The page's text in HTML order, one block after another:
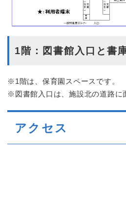
1階：図書館入口と書
※1階は、保育園スペースです。
※図書館入口は、施設北の道路に
アクセス